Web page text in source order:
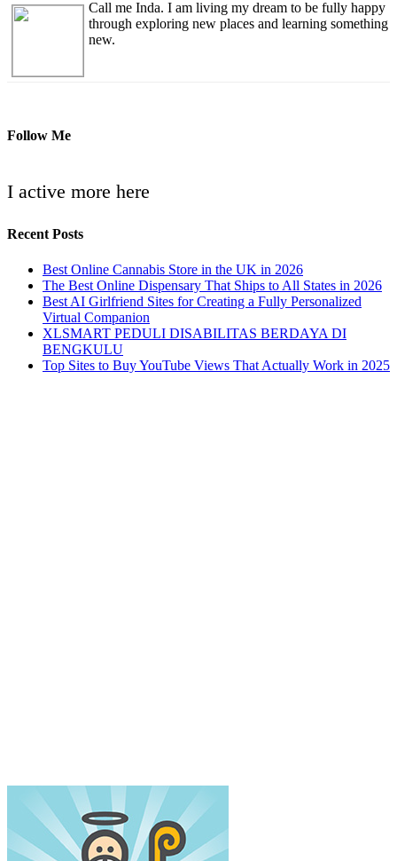
Call me Inda. I am living my dream to be fully happy
through exploring new places and learning something
new.
Follow Me
I active more here
Recent Posts
Best Online Cannabis Store in the UK in 2026
The Best Online Dispensary That Ships to All States in 2026
Best AI Girlfriend Sites for Creating a Fully Personalized
Virtual Companion
XLSMART PEDULI DISABILITAS BERDAYA DI
BENGKULU
Top Sites to Buy YouTube Views That Actually Work in 2025